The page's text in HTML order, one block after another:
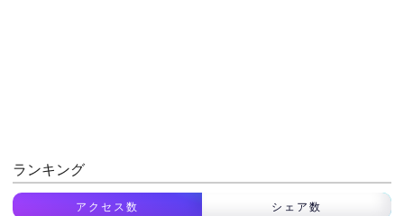
ランキング
アクセス数 シェア数